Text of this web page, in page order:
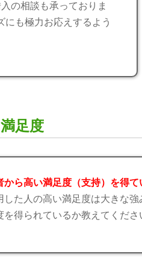
の相談も承っておりま
も極力お応えするよう
足度
から高い満足度（支持）を得て
した人の高い満足度は大きな
得られているか教えてくださ